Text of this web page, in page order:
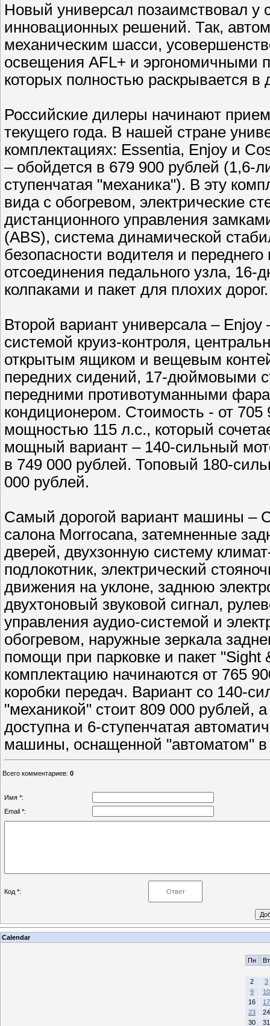
Новый универсал позаимствовал у
инновационных решений. Так,
механическим шасси,
освещения AFL+ и эргономичными
которых полностью раскрывается в
Российские дилеры начинают
текущего года. В нашей стране
комплектациях: Essentia, Enjoy и
– обойдется в 679 900 рублей (1,6-
ступенчатая "механика"). В эту
вида с обогревом, электрические
дистанционного управления
(ABS), система динамической
безопасности водителя и
отсоединения педального узла,
колпаками и пакет для плохих дорог.
Второй вариант универсала –
системой круиз-контроля,
открытым ящиком и вещевым
передних сидений, 17-дюймовыми
передними противотуманными
кондиционером. Стоимость - от
мощностью 115 л.с., который
мощный вариант – 140-сильный
в 749 000 рублей. Топовый 180-
000 рублей.
Самый дорогой вариант машины –
салона Morrocana, затемненные
дверей, двухзонную систему
подлокотник, электрический
движения на уклоне, заднюю
двухтоновый звуковой сигнал,
управления аудио-системой и
обогревом, наружные зеркала
помощи при парковке и пакет
комплектацию начинаются от 765
коробки передач. Вариант со 140-
"механикой" стоит 809 000 рублей,
доступна и 6-ступенчатая
машины, оснащенной "автоматом"
Всего комментариев: 0
Имя *:
Email *:
Код *:
Calendar
Пн Вт
2
3
9
10
16
17
23
24
30
31